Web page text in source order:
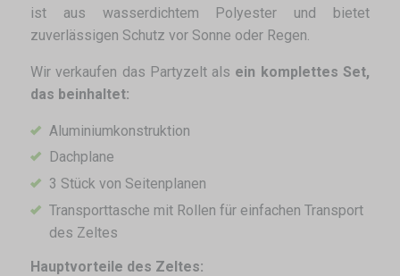
ist aus wasserdichtem Polyester und bietet
zuverlässigen Schutz vor Sonne oder Regen.
Wir verkaufen das Partyzelt als ein komplettes Set,
das beinhaltet:
Aluminiumkonstruktion
Dachplane
3 Stück von Seitenplanen
Transporttasche mit Rollen für einfachen Transport
des Zeltes
Hauptvorteile des Zeltes: